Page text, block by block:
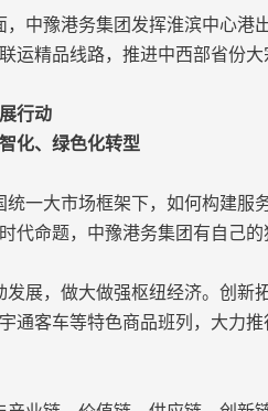
，中豫港务集团发挥淮滨中心港
运精品线路，推进中西部省份
行动
化、绿色化转型
统一大市场框架下，如何构建服
代命题，中豫港务集团有自己
发展，做大做强枢纽经济。创新
通客车等特色商品班列，大力